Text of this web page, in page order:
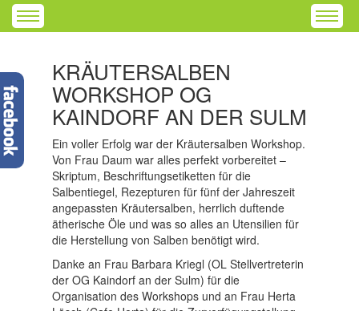
KRÄUTERSALBEN
WORKSHOP OG
KAINDORF AN DER SULM
Ein voller Erfolg war der Kräutersalben Workshop.
Von Frau Daum war alles perfekt vorbereitet –
Skriptum, Beschriftungsetiketten für die
Salbentiegel, Rezepturen für fünf der Jahreszeit
angepassten Kräutersalben, herrlich duftende
ätherische Öle und was so alles an Utensilien für
die Herstellung von Salben benötigt wird.
Danke an Frau Barbara Kriegl (OL Stellvertreterin
der OG Kaindorf an der Sulm) für die
Organisation des Workshops und an Frau Herta